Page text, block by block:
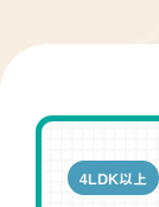
4LDK以上